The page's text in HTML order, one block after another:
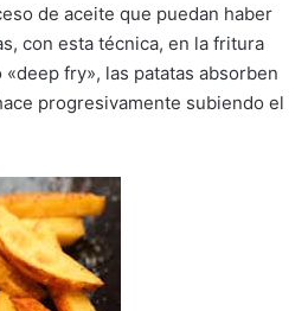
de aceite que puedan haber
con esta técnica, en la fritura
fry», las patatas absorben
progresivamente subiendo el